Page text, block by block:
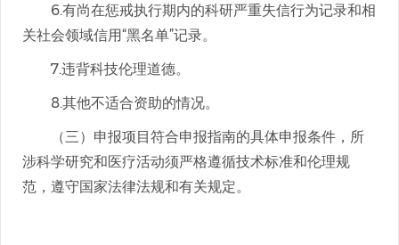
6.有尚在惩戒执行期内的科研严重失信行为记录和相
关社会领域信用“黑名单”记录。
7.违背科技伦理道德。
8.其他不适合资助的情况。
（三）申报项目符合申报指南的具体申报条件，所
涉科学研究和医疗活动须严格遵循技术标准和伦理规
范，遵守国家法律法规和有关规定。